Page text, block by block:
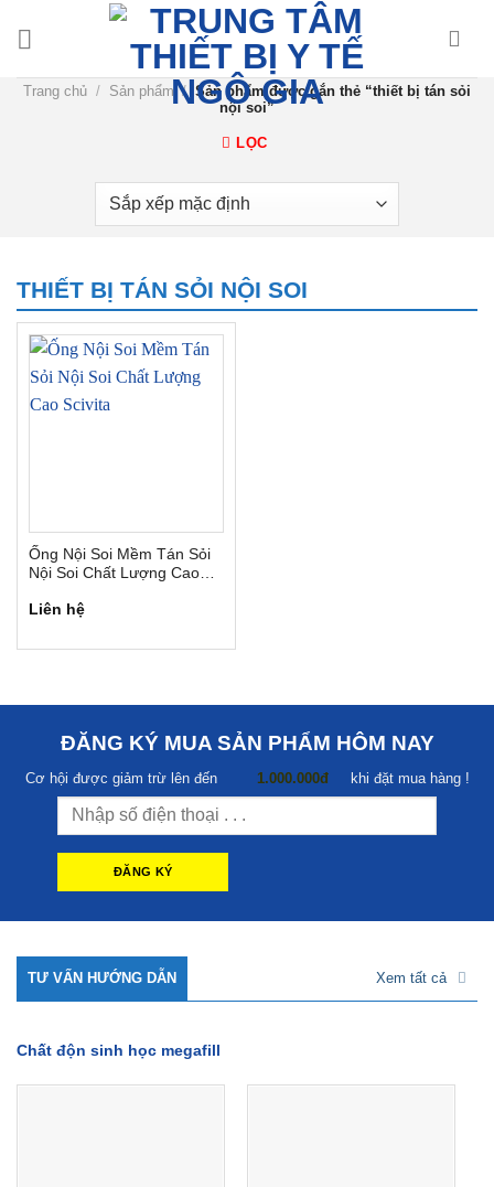
dungTrang chủ / Sản phẩm / Sản phẩm được gắn thẻ “thiết bị tán sỏi
nội soi”
LỌC
THIẾT BỊ TÁN SỎI NỘI SOI
Ống Nội Soi Mềm Tán Sỏi
Nội Soi Chất Lượng Cao
Liên hệ
ĐĂNG KÝ MUA SẢN PHẨM HÔM NAY
Cơ hội được giảm trừ lên đến 1.000.000đ khi đặt mua hàng !
TƯ VẤN HƯỚNG DẪN Xem tất cả
Chất độn sinh học megafill